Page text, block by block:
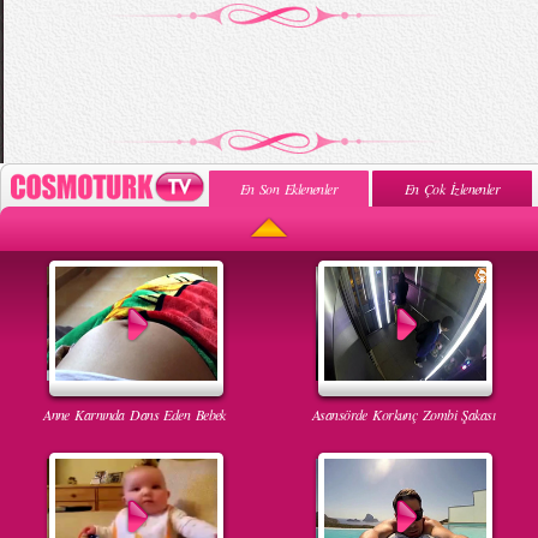
En Son Eklenenler En Çok İzlenenler
Anne Karnında Dans Eden Bebek Asansörde Korkunç Zombi Şakası